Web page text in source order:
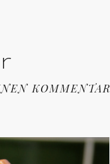
KOMMENTAR